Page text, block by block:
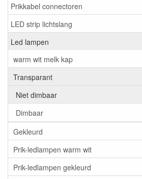
Prikkabel connectoren
LED strip lichtslang
Led lampen
warm wit melk kap
Transparant
Niet dimbaar
Dimbaar
Gekleurd
Prik-ledlampen warm wit
Prik-ledlampen gekleurd